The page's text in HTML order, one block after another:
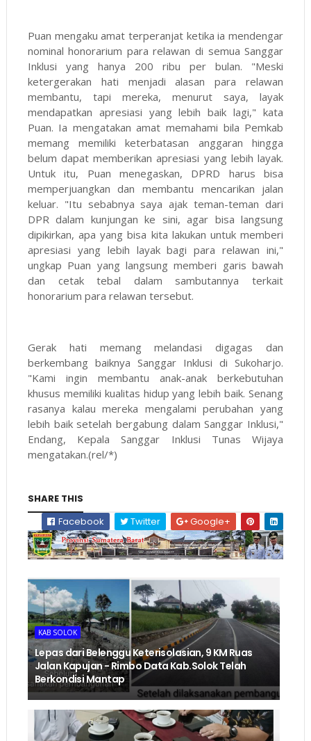
Puan mengaku amat terperanjat ketika ia mendengar
nominal honorarium para relawan di semua Sanggar
Inklusi yang hanya 200 ribu per bulan. "Meski
ketergerakan hati menjadi alasan para relawan
membantu, tapi mereka, menurut saya, layak
mendapatkan apresiasi yang lebih baik lagi," kata
Puan. Ia mengatakan amat memahami bila Pemkab
memang memiliki keterbatasan anggaran hingga
belum dapat memberikan apresiasi yang lebih layak.
Untuk itu, Puan menegaskan, DPRD harus bisa
memperjuangkan dan membantu mencarikan jalan
keluar. "Itu sebabnya saya ajak teman-teman dari
DPR dalam kunjungan ke sini, agar bisa langsung
dipikirkan, apa yang bisa kita lakukan untuk memberi
apresiasi yang lebih layak bagi para relawan ini,"
ungkap Puan yang langsung memberi garis bawah
dan cetak tebal dalam sambutannya terkait
honorarium para relawan tersebut.
Gerak hati memang melandasi digagas dan
berkembang baiknya Sanggar Inklusi di Sukoharjo.
"Kami ingin membantu anak-anak berkebutuhan
khusus memiliki kualitas hidup yang lebih baik. Senang
rasanya kalau mereka mengalami perubahan yang
lebih baik setelah bergabung dalam Sanggar Inklusi,"
Endang, Kepala Sanggar Inklusi Tunas Wijaya
mengatakan.(rel/*)
SHARE THIS
Facebook
Twitter Google+
KAB SOLOK
Lepas dari Belenggu Keterisolasian, 9 KM Ruas
Jalan Kapujan - Rimbo Data Kab.Solok Telah
Berkondisi Mantap